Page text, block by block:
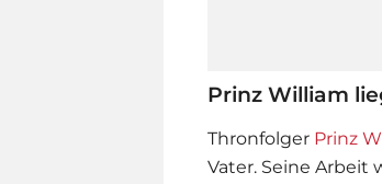
Prinz William
Thronfolger Prinz
Vater. Seine